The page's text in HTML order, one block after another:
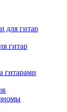
для гитар
гитар
гитарами